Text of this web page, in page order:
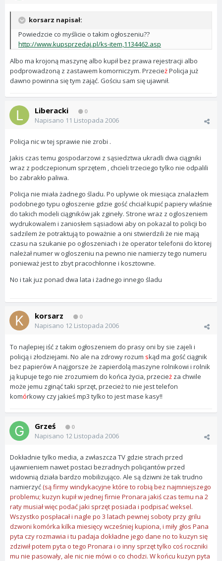
korsarz napisał:
Powiedzcie co myślicie o takim ogłoszeniu??
http://www.kupsprzedaj.pl/ks-item,1134462.asp
Albo ma krojoną maszynę albo kupił bez prawa rejestracji albo
podprowadzoną z zastawem komorniczym. PrzecieżPolicja już
dawno powinna się tym zająć. Gościu sam się ujawnił.
Liberacki 0
Napisano 11 Listopada 2006
Policja nic w tej sprawie nie zrobi .
Jakis czas temu gospodarzowi z sąsiedztwa ukradli dwa ciągniki
wraz z podczepionum sprzętem , chcieli trzeciego tylko nie odpalili
bo zabrakło paliwa.
Policja nie miała żadnego śladu. Po uplywie ok miesiąca znalazłem
podobnego typu ogłoszenie gdzie gość chciał kupić papiery właśnie
do takich modeli ciągników jak zgineły. Strone wraz z ogloszeniem
wydrukowalem i zaniosłem sąsiadowi aby on pokazal to policji bo
sadzilem że potraktują to poważnie a oni stwierdzili że nie mają
czasu na szukanie po ogloszeniach i że operator telefonii do ktorej
należał numer w ogloszeniu na pewno nie namierzy tego numeru
ponieważ jest to zbyt pracochłonne i kosztowne.
No i tak juz ponad dwa lata i żadnego innego śladu
korsarz 0
Napisano 12 Listopada 2006
To najlepiej iść z takim ogłoszeniem do prasy oni by sie zajeli i
policją i złodziejami. No ale na zdrowy rozum skąd ma gość ciągnik
bez papierów A najgorsze że zapierdolą maszyne rolnikowi i rolnik
ją kupuje tego nie zrozumiem do końca życia, przecież za chwile
może jemu zginąć taki sprzęt, przecież to nie jest telefon
komórkowy czy jakieś mp3 tylko to jest mase kasy!!
Grześ 0
Napisano 12 Listopada 2006
Dokładnie tylko media, a zwłaszcza TV gdzie strach przed
ujawnieniem nawet postaci bezradnych policjantów przed
widownią działa bardzo mobilizująco. Ale są dziwni że tak trudno
namierzyć(są firmy windykacyjne które to robią bez najmniejszego
problemu; kuzyn kupił w jednej firnie Pronara jakiś czas temu na 2
raty musiał więc podać jaki sprzęt posiada i podpisać weksel.
Wszystko pospłacał i nagle po 3 latach pewnej soboty przy grilu
dzwoni komórka kilka miesięcy wcześniej kupiona, i miły głos Pana
pyta czy rozmawia i tu padaja dokładne jego dane no to kuzyn się
zdziwił potem pyta o tego Pronara i o inny sprzęt tylko coś roczniki
mu nie pasowały, ale nic nie mówi o co chodzi. W końcu kuzyn pyta